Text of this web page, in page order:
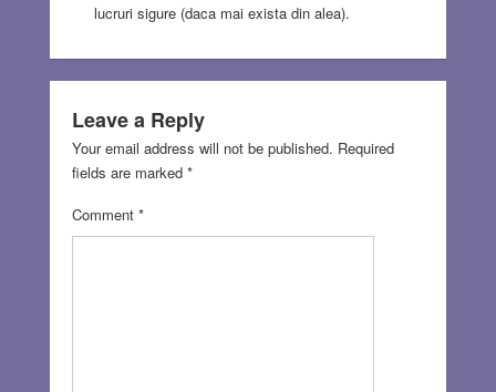
lucruri sigure (daca mai exista din alea).
Leave a Reply
Your email address will not be published. Required
fields are marked *
Comment *